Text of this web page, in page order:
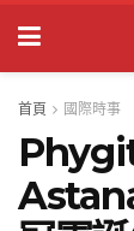
首頁 國際時事